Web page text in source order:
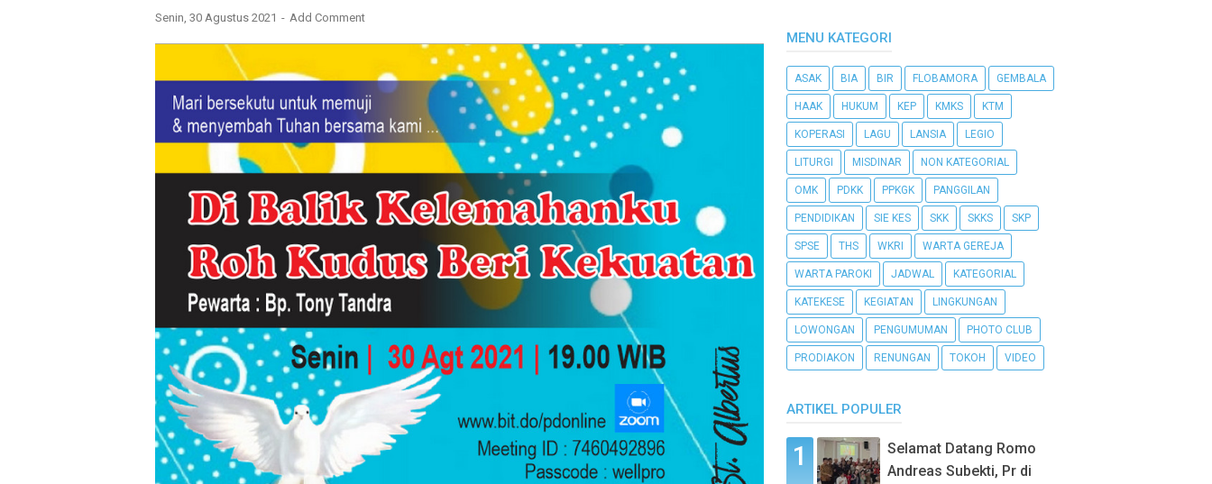
Senin, 30 Agustus 2021 Add Comment
MENU KATEGORI
ASAK BIA BIR FLOBAMORA GEMBALA
HAAK HUKUM KEP KMKS KTM
KOPERASI LAGU LANSIA LEGIO
LITURGI MISDINAR NON KATEGORIAL
OMK PDKK PPKGK PANGGILAN
PENDIDIKAN SIE KES SKK SKKS SKP
SPSE THS WKRI WARTA GEREJA
WARTA PAROKI JADWAL KATEGORIAL
KATEKESE KEGIATAN LINGKUNGAN
LOWONGAN PENGUMUMAN PHOTO CLUB
PRODIAKON RENUNGAN TOKOH VIDEO
ARTIKEL POPULER
Selamat Datang Romo
Andreas Subekti, Pr di